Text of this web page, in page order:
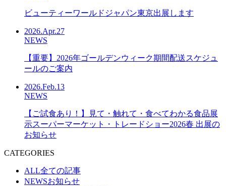
ビューティーワールドジャパン東京出展します
2026.Apr.27
NEWS
【重要】2026年ゴールデンウィーク期間配送スケジュ
ールのご案内
2026.Feb.13
NEWS
【ご試食あり！】見て・触れて・食べてわかる食品展
示スーパーマーケット・トレードショー2026春 出展の
お知らせ
CATEGORIES
ALL全ての記事
NEWSお知らせ